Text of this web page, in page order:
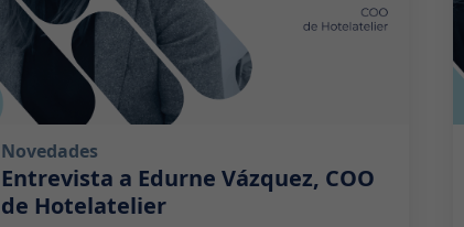
Novedades
Entrevista a Edurne Vázquez, COO
de Hotelatelier